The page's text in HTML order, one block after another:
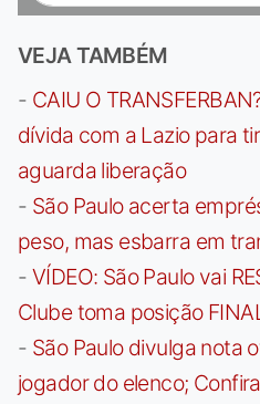
VEJA TAMBÉM
- CAIU O
dívida com a Lazio para
aguarda liberação
- São Paulo acerta
peso, mas esbarra em
- VÍDEO: São Paulo vai
Clube toma posição
- São Paulo divulga nota
jogador do elenco;